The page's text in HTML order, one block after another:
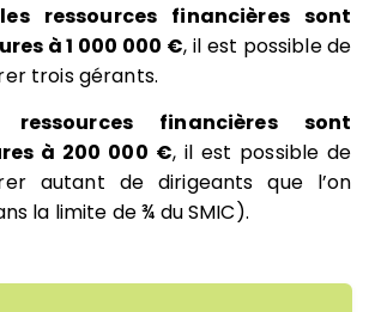
les ressources financières sont
à 1 000 000 €, il est possible de
trois gérants.
ressources financières sont
à 200 000 €, il est possible de
autant de dirigeants que l’on
la limite de ¾ du SMIC).